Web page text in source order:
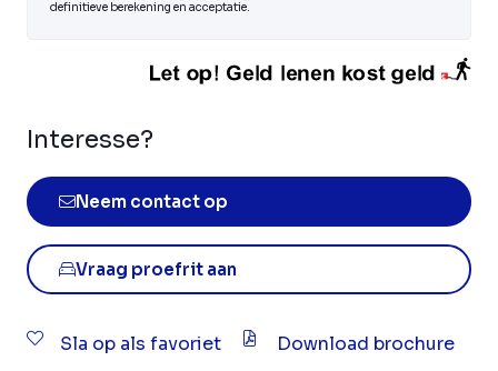
definitieve berekening en acceptatie.
Interesse?
Neem contact op
Vraag proefrit aan
Sla op als favoriet Download brochure